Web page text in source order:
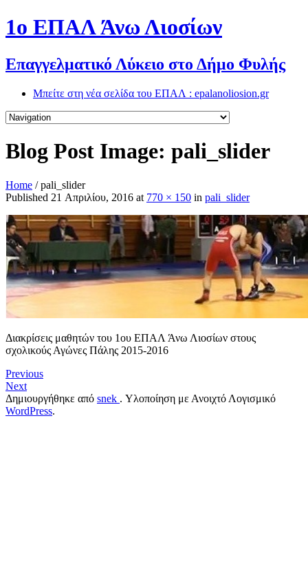
1o ΕΠΑΛ Άνω Λιοσίων
Επαγγελματικό Λύκειο στο Δήμο Φυλής
Μπείτε στη νέα σελίδα του ΕΠΑΛ : epalanoliosion.gr
Blog Post Image: pali_slider
Home /pali_slider
Published 21 Απριλίου, 2016 at 770 × 150 in pali_slider
Διακρίσεις μαθητών του 1ου ΕΠΑΛ Άνω Λιοσίων στους
σχολικούς Αγώνες Πάλης 2015-2016
Previous
Next
Δημιουργήθηκε από snek . Υλοποίηση με Ανοιχτό Λογισμικό
WordPress.